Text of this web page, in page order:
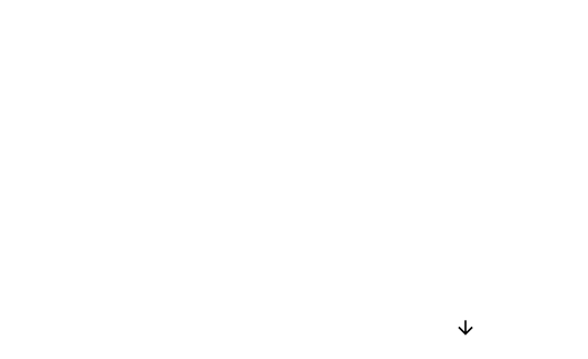
arrow_downward